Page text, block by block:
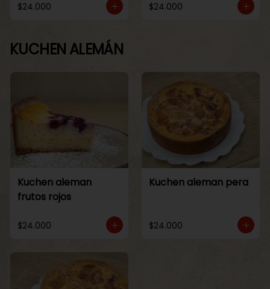
$24.000 $24.000
KUCHEN ALEMÁN
Kuchen aleman
frutos rojos
$24.000
Kuchen aleman pera
$24.000